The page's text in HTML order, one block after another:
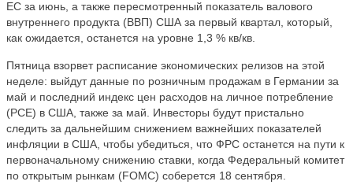
ЕС за июнь, а также пересмотренный показатель валового
внутреннего продукта (ВВП) США за первый квартал, который,
как ожидается, останется на уровне 1,3 % кв/кв.
Пятница взорвет расписание экономических релизов на этой
неделе: выйдут данные по розничным продажам в Германии за
май и последний индекс цен расходов на личное потребление
(PCE) в США, также за май. Инвесторы будут пристально
следить за дальнейшим снижением важнейших показателей
инфляции в США, чтобы убедиться, что ФРС останется на пути к
первоначальному снижению ставки, когда Федеральный комитет
по открытым рынкам (FOMC) соберется 18 сентября.